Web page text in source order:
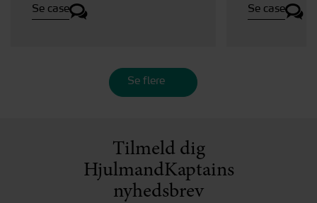
Se case Se case
Se flere
Tilmeld dig
HjulmandKaptains
nyhedsbrev